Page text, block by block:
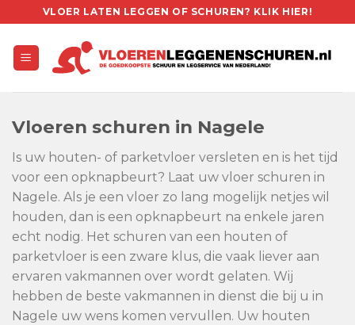
to
content
VLOER LATEN LEGGEN OF SCHUREN? KLIK HIER!
Vloeren schuren in Nagele
Is uw houten- of parketvloer versleten en is het tijd
voor een opknapbeurt? Laat uw vloer schuren in
Nagele. Als je een vloer zo lang mogelijk netjes wil
houden, dan is een opknapbeurt na enkele jaren
echt nodig. Het schuren van een houten of
parketvloer is een zware klus, die vaak liever aan
ervaren vakmannen over wordt gelaten. Wij
hebben de beste vakmannen in dienst die bij u in
Nagele uw wens komen vervullen. Uw houten